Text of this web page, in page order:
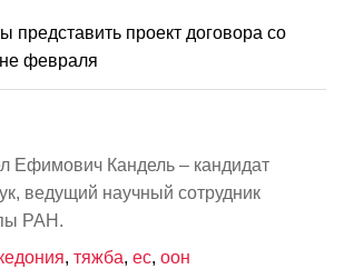
проект договора со
февраля
Ефимович Кандель – кандидат
ведущий научный сотрудник
РАН.
, тяжба, ес, оон